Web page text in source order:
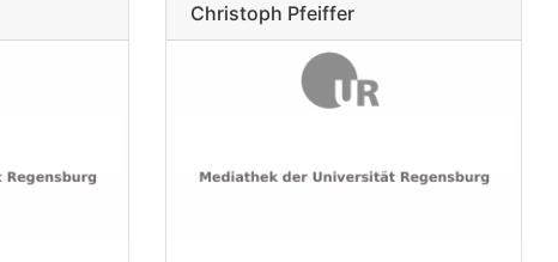
Christoph Pfeiffer